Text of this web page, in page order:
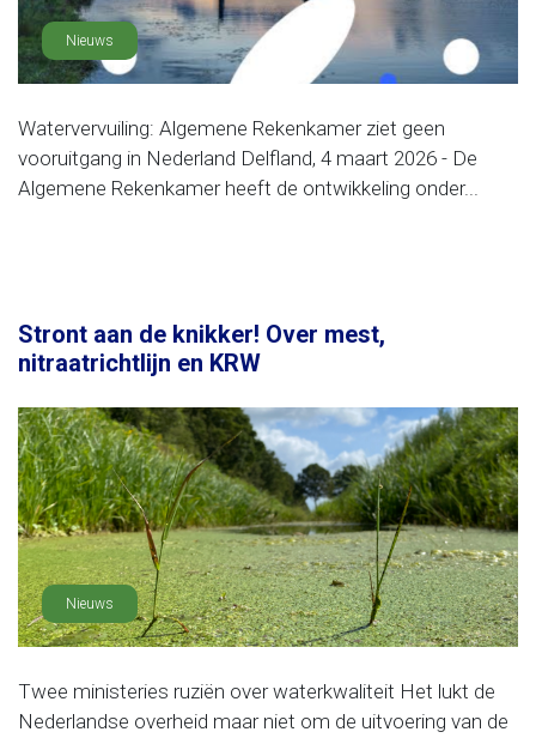
Nieuws
Watervervuiling: Algemene Rekenkamer ziet geen
vooruitgang in Nederland Delfland, 4 maart 2026 - De
Algemene Rekenkamer heeft de ontwikkeling onder...
Stront aan de knikker! Over mest,
nitraatrichtlijn en KRW
Nieuws
Twee ministeries ruziën over waterkwaliteit Het lukt de
Nederlandse overheid maar niet om de uitvoering van de